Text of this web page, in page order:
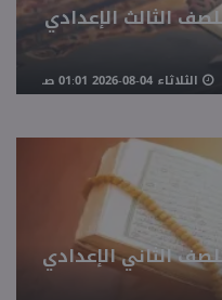
الثالث الإعدادي
الثلاثاء 04-08-2026 01:01 صـ
الثاني الإعدادي